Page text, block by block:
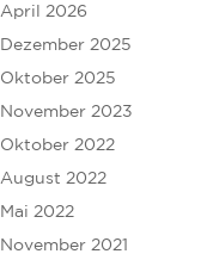
April 2026
Dezember 2025
Oktober 2025
November 2023
Oktober 2022
August 2022
Mai 2022
November 2021